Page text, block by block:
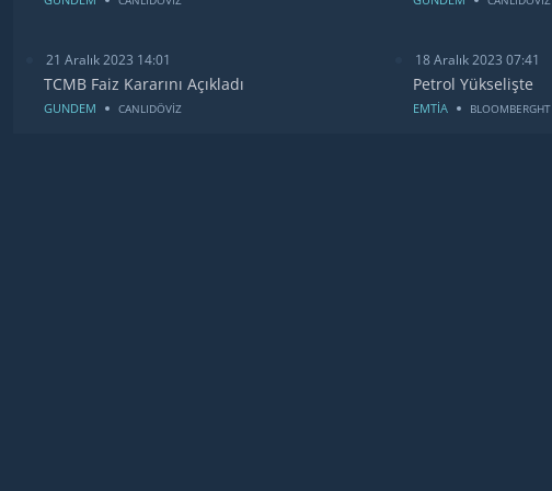
21 Aralık 2023 14:01
TCMB Faiz Kararını Açıkladı
GUNDEM CANLIDÖVİZ
18 Aralık 2023 07:41
Petrol Yükselişte
EMTİA BLOOMBERGHT